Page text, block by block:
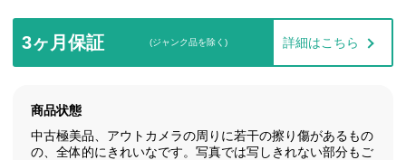
3ヶ月保証 (ジャンク品を除く) 詳細はこちら
商品状態
中古極美品、アウトカメラの周りに若干の擦り傷があるもの
の、全体的にきれいなです。写真では写しきれない部分もご